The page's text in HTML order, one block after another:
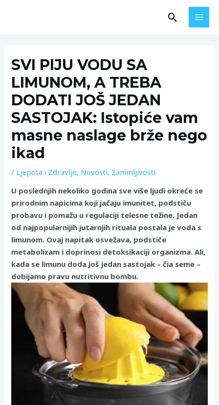
Search
SVI PIJU VODU SA
LIMUNOM, A TREBA
DODATI JOŠ JEDAN
SASTOJAK: Istopiće vam
masne naslage brže nego
ikad
/ Ljepota i Zdravlje, Novosti, Zanimljivosti
U poslednjih nekoliko godina sve više ljudi okreće se
prirodnim napicima koji jačaju imunitet, podstiču
probavu i pomažu u regulaciji telesne težine. Jedan
od najpopularnijih jutarnjih rituala postala je voda s
limunom. Ovaj napitak osvežava, podstiče
metabolizam i doprinosi detoksikaciji organizma. Ali,
kada se limunu doda još jedan sastojak – čia seme –
dobijamo pravu nutritivnu bombu.